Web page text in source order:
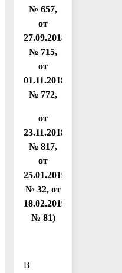
№ 657,
от
27.09.2018
№ 715,
от
01.11.2018
№ 772,
от
23.11.2018
№ 817,
от
25.01.2019
№ 32, от
18.02.2019
№ 81)
В